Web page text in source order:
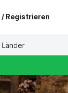
Registrieren
Länder